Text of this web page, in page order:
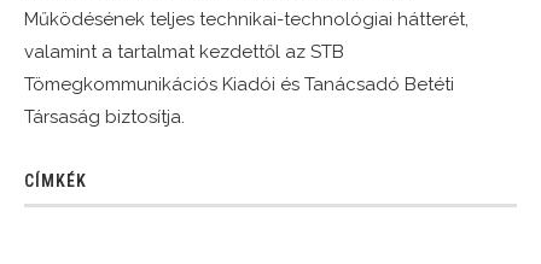
Működésének teljes technikai-technológiai hátterét,
valamint a tartalmat kezdettől az STB
Tömegkommunikációs Kiadói és Tanácsadó Betéti
Társaság biztosítja.
CÍMKÉK